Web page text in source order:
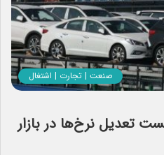
صنعت | تجارت | اشتغال
تعدیل نرخ‌ها در بازار